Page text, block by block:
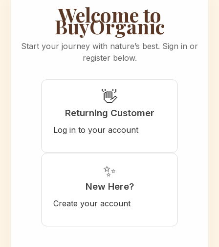
Welcome to
BuyOrganic
Start your journey with nature’s best. Sign in or
register below.
👋
Returning Customer
Log in to your account
✨
New Here?
Create your account